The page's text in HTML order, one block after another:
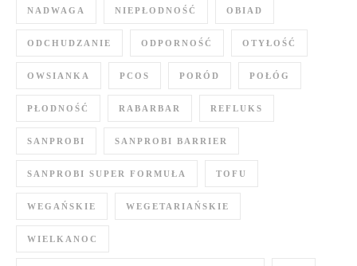
NADWAGA NIEPŁODNOŚĆ OBIAD
ODCHUDZANIE ODPORNOŚĆ OTYŁOŚĆ
OWSIANKA PCOS PORÓD POŁÓG
PŁODNOŚĆ RABARBAR REFLUKS
SANPROBI SANPROBI BARRIER
SANPROBI SUPER FORMUŁA TOFU
WEGAŃSKIE WEGETARIAŃSKIE
WIELKANOC